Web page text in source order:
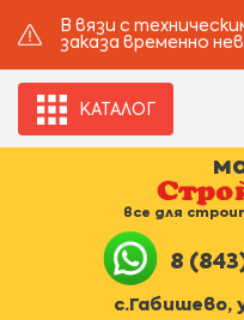
В вязи с
заказа временно
КАТАЛОГ
все для
8
с.Габишево,